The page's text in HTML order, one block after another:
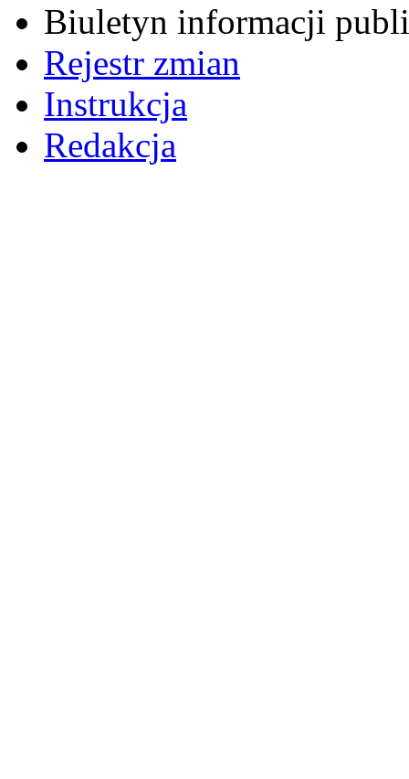
Biuletyn informacji
Rejestr zmian
Instrukcja
Redakcja